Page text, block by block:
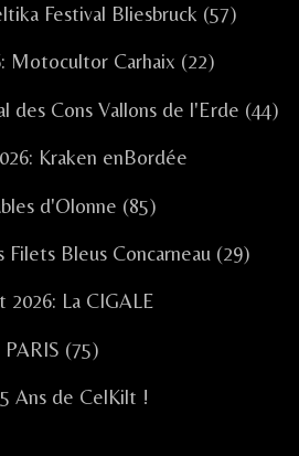
Festival Bliesbruck (57)
Motocultor Carhaix (22)
des Cons Vallons de l'Erde (44)
Kraken enBordée
d'Olonne (85)
Filets Bleus Concarneau (29)
2026: La CIGALE
PARIS (75)
Ans de CelKilt !